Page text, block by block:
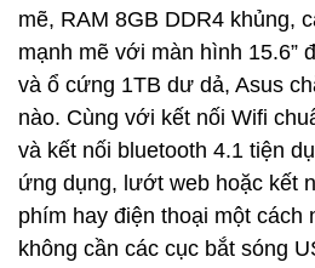
mẽ, RAM 8GB DDR4 khủng,
mạnh mẽ với màn hình 15.6”
và ổ cứng 1TB dư dả, Asus
nào. Cùng với kết nối Wifi
và kết nối bluetooth 4.1 tiện
ứng dụng, lướt web hoặc kết
phím hay điện thoại một cách
không cần các cục bắt sóng